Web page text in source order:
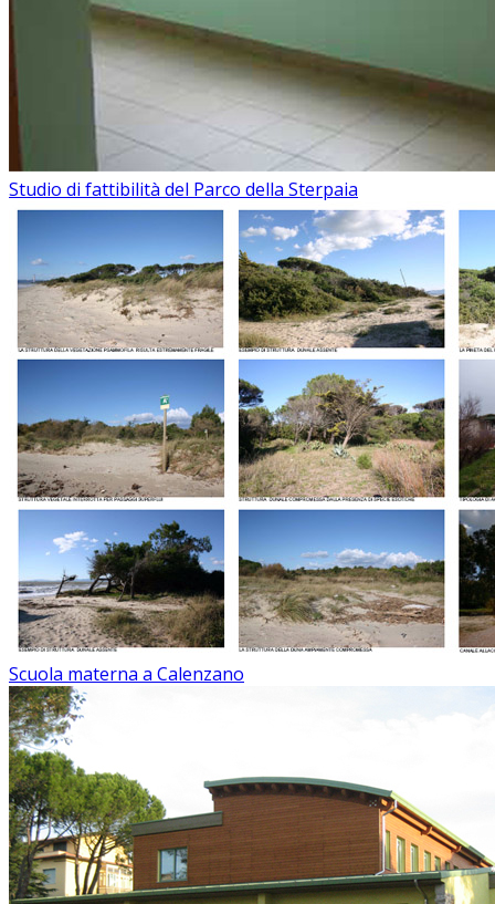
Studio di fattibilità del Parco della Sterpaia
Scuola materna a Calenzano